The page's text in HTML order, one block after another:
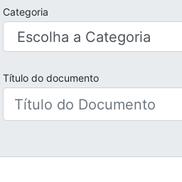
Categoria
Título do documento